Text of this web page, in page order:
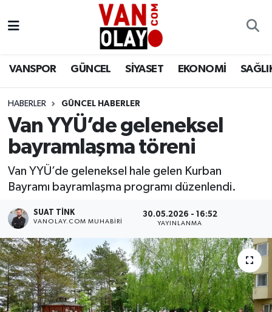
VANSPOR GÜNCEL SİYASET EKONOMİ
HABERLER GÜNCEL HABERLER
Van YYÜ’de geleneksel
bayramlaşma töreni
Van YYÜ’de geleneksel hale gelen Kurban
Bayramı bayramlaşma programı düzenlendi.
SUAT TINK
VANOLAY.COM MUHABIRI
30.05.2026 - 16:52
YAYINLANMA
Siyaset
Sağlık
Dünya
RESMİ İLANLAR
Van Nöbetçi Eczaneler
Van Namaz Vakitleri
Van Trafik Yoğunluk Haritası
Süper Lig Puan Durumu ve Fikstür
Haber Arşivi